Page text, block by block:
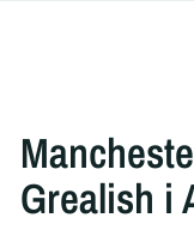
Grealish i